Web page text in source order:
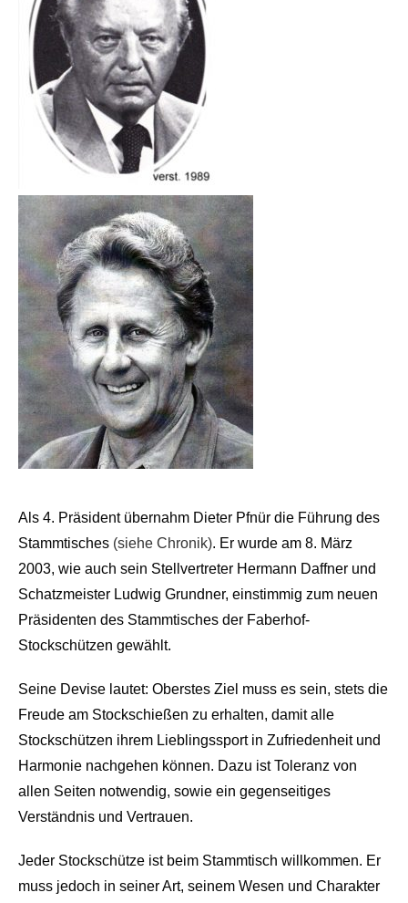
Als 4. Präsident übernahm Dieter Pfnür die Führung des
Stammtisches (siehe Chronik). Er wurde am 8. März
2003, wie auch sein Stellvertreter Hermann Daffner und
Schatzmeister Ludwig Grundner, einstimmig zum neuen
Präsidenten des Stammtisches der Faberhof-
Stockschützen gewählt.
Seine Devise lautet: Oberstes Ziel muss es sein, stets die
Freude am Stockschießen zu erhalten, damit alle
Stockschützen ihrem Lieblingssport in Zufriedenheit und
Harmonie nachgehen können. Dazu ist Toleranz von
allen Seiten notwendig, sowie ein gegenseitiges
Verständnis und Vertrauen.
Jeder Stockschütze ist beim Stammtisch willkommen. Er
muss jedoch in seiner Art, seinem Wesen und Charakter